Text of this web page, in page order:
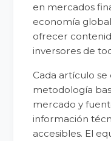
en mercados
economía
ofrecer
inversores de
Cada artículo
metodología
mercado y
información
accesibles. El